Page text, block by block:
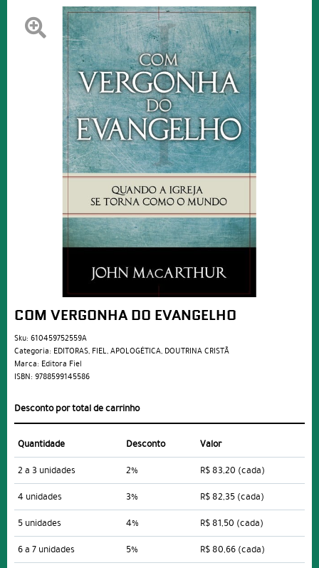
COM VERGONHA DO EVANGELHO
Sku: 610459752559A
Categoria: EDITORAS, FIEL,APOLOGÉTICA, DOUTRINA CRISTÃ
Marca: Editora Fiel
ISBN: 9788599145586
Desconto por total de carrinho
Quantidade Desconto
Valor
2 a 3 unidades
2% R$ 83,20 (cada)
4 unidades
3% R$ 82,35 (cada)
5 unidades
4% R$ 81,50 (cada)
6 a 7 unidades
5% R$ 80,66 (cada)